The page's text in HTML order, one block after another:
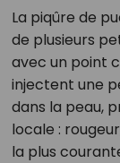
La piqûre de
de plusieurs
avec un point
injectent une
dans la peau,
locale :
la plus